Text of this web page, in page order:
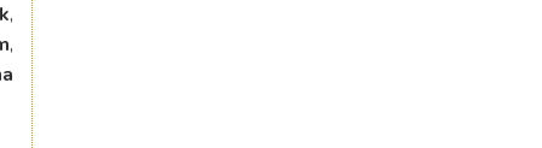
,
,